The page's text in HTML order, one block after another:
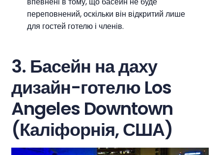
переповнений, оскільки він відкритий лише
для гостей готелю і членів.
3. Басейн на даху
дизайн-готелю Los
Angeles Downtown
(Каліфорнія, США)